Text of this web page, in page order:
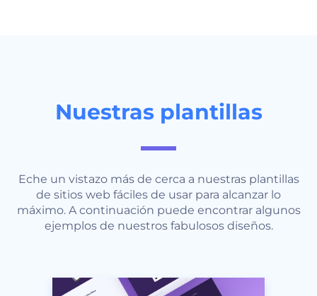
Nuestras plantillas
Eche un vistazo más de cerca a nuestras plantillas
de sitios web fáciles de usar para alcanzar lo
máximo. A continuación puede encontrar algunos
ejemplos de nuestros fabulosos diseños.